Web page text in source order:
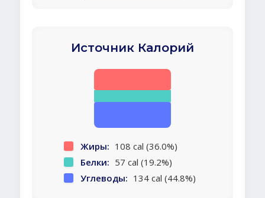
Источник Калорий
Жиры: 108 cal (36.0%)
Белки: 57 cal (19.2%)
Углеводы: 134 cal (44.8%)